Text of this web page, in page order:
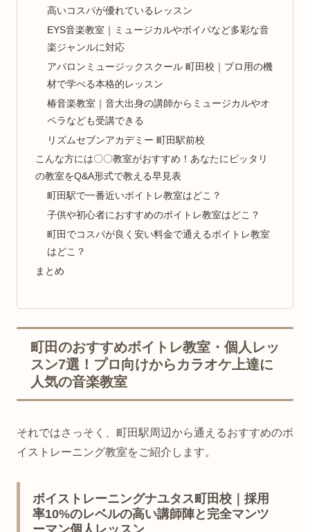
高いコスパが優れているレッスン
EYS音楽教室｜ミュージカルやボイパなど多彩な音
楽ジャンルに対応
アバロンミュージックスクール 町田校｜プロ用の機
材で学べる本格的レッスン
椿音楽教室｜音大出身の講師からミュージカルやオ
ペラなども受講できる
リズムセブンアカデミー 町田駅前校
こんな方には〇〇教室がおすすめ！あなたにピッタリ
の教室をQ&A形式で教える早見表
町田駅で一番近いボイトレ教室はどこ？
子供や初心者におすすめのボイトレ教室はどこ？
町田でコスパが良く安い料金で通えるボイトレ教室
はどこ？
まとめ
町田のおすすめボイトレ教室・個人レッ
スン7選！プロ向けからカラオケ上達に
人気の音楽教室
それではさっそく、町田駅周辺から通えるおすすめのボ
イストレーニング教室をご紹介します。
ボイストレーニングナユタス町田校｜採用
率10%のレベルの高い講師陣と完全マンツ
ーマン個人レッスン